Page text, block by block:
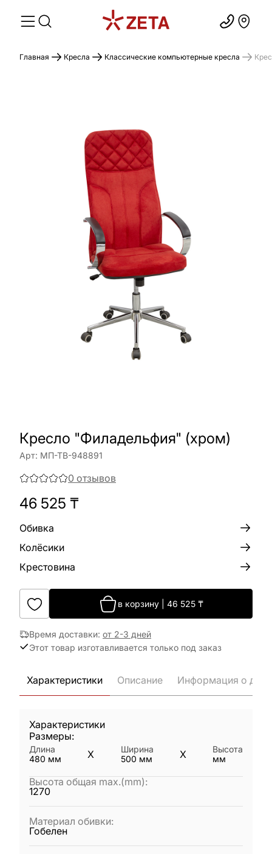
Главная Кресла Классические компьютерные кресла
Кресло "Филадельфия" (хром)
Арт: МП-ТВ-948891
0 отзывов
46 525 ₸
Обивка
Колёсики
Крестовина
в корзину 46 525 ₸
Время доставки: от 2-3 дней
Этот товар изготавливается только под заказ
Характеристики Описание Информация о
Характеристики
Размеры:
Длина
480 мм X
Ширина
500 мм X
Высота
мм
Высота общая max.(mm):
1270
Материал обивки:
Гобелен